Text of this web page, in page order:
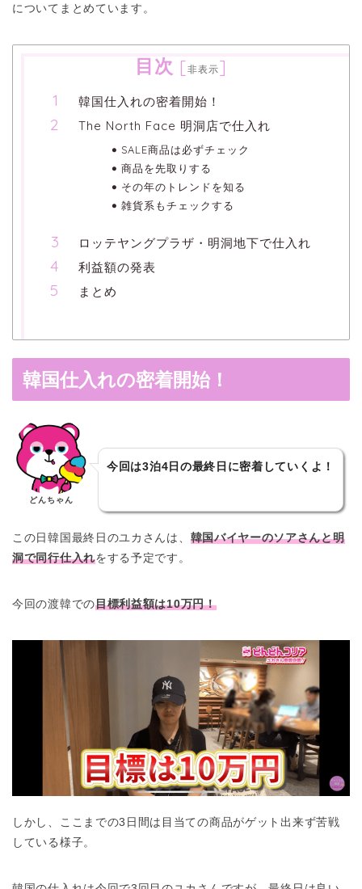
についてまとめています。
目次 [非表示]
韓国仕入れの密着開始！
The North Face 明洞店で仕入れ
SALE商品は必ずチェック
商品を先取りする
その年のトレンドを知る
雑貨系もチェックする
ロッテヤングプラザ・明洞地下で仕入れ
利益額の発表
まとめ
韓国仕入れの密着開始！
どんちゃん
今回は3泊4日の最終日に密着していくよ！
この日韓国最終日のユカさんは、 韓国バイヤーのソアさんと明
洞で同行仕入れをする予定です。
今回の渡韓での目標利益額は10万円！
しかし、ここまでの3日間は目当ての商品がゲット出来ず苦戦
している様子。